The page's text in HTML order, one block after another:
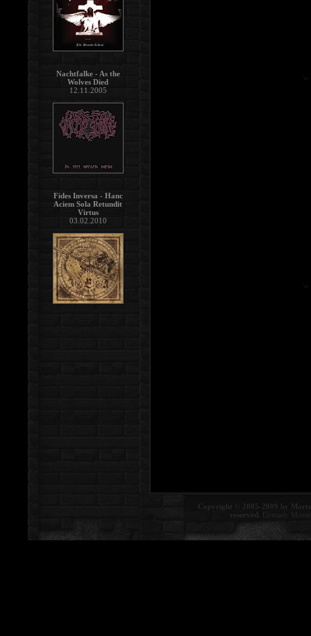
Copyright © 2005-2009 by
reserved. Contact:
Nachtfalke - As the
Wolves Died
12.11.2005
Fides Inversa - Hanc
Aciem Sola Retundit
Virtus
03.02.2010